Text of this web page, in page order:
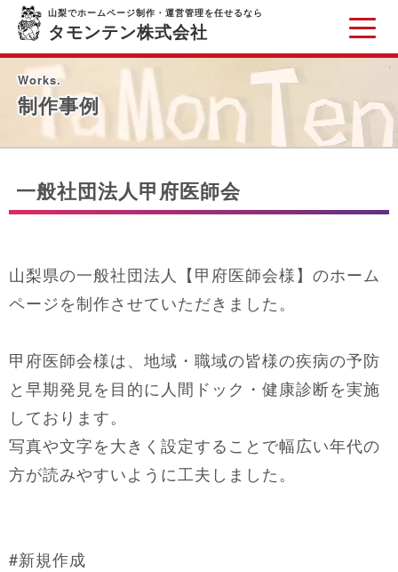
山梨でホームページ制作・運営管理を任せるなら
タモンテン株式会社
Works.
制作事例
一般社団法人甲府医師会
山梨県の一般社団法人【甲府医師会様】のホーム
ページを制作させていただきました。
甲府医師会様は、地域・職域の皆様の疾病の予防
と早期発見を目的に人間ドック・健康診断を実施
しております。
写真や文字を大きく設定することで幅広い年代の
方が読みやすいように工夫しました。
#新規作成